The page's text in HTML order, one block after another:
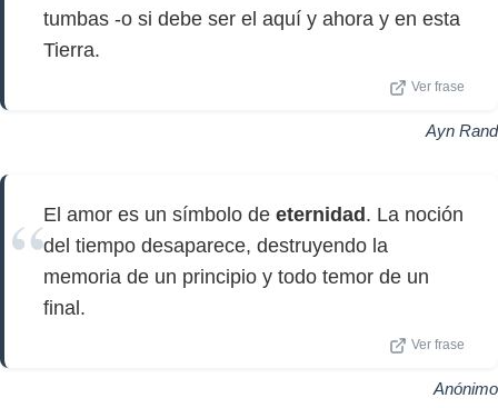
tumbas -o si debe ser el aquí y ahora y en esta
Tierra.
Ver frase
Ayn Rand
El amor es un símbolo de eternidad . La noción
del tiempo desaparece, destruyendo la
memoria de un principio y todo temor de un
final.
Ver frase
Anónimo